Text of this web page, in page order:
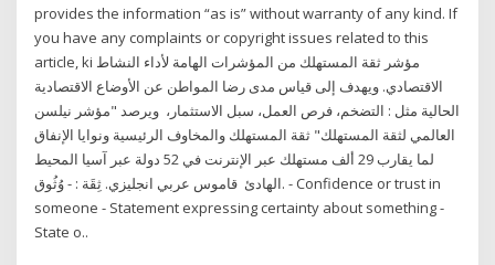
provides the information “as is” without warranty of any kind. If
you have any complaints or copyright issues related to this
article, ki مؤشر ثقة المستهلك من المؤشرات الهامة لأداء النشاط
الاقتصادي. ويهدف إلى قياس مدى رضا المواطن عن الأوضاع الاقتصادية
الحالية مثل : التضخم، فرص العمل، سبل الاستثمار، ويرصد "مؤشر نيلسن
العالمي لثقة المستهلك" ثقة المستهلك والمخاوف الرئيسية ونوايا الإنفاق
لما يقارب 29 ألف مستهلك عبر الإنترنت في 52 دولة عبر آسيا المحيط
الهادئ قاموس عربي انجليزي. ثِقَة : - وُثُوق. - Confidence or trust in
someone - Statement expressing certainty about something -
State o..